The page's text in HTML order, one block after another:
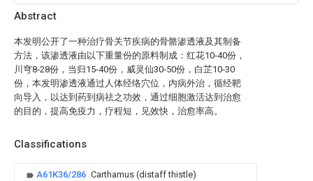
Abstract
本发明公开了一种治疗骨关节疾病的骨骼渗透液及其制备
方法，该渗透液由以下重量份的原料制成：红花10‑40份，
川穹8‑28份，当归15‑40份，威灵仙30‑50份，白芷10‑30
份，本发明渗透液通过人体经络穴位，内病外治，循经靶
向导入，以达到药到病祛之功效，通过细胞激活达到治愈
的目的，提高免疫力，疗程短，见效快，治愈率高。
Classifications
A61K36/286 Carthamus (distaff thistle)